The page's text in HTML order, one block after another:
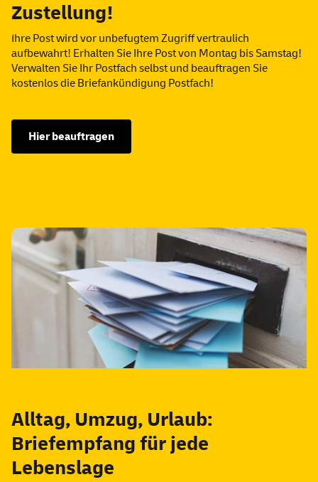
Zustellung!
Ihre Post wird vor unbefugtem Zugriff vertraulich
aufbewahrt! Erhalten Sie Ihre Post von Montag bis Samstag!
Verwalten Sie Ihr Postfach selbst und beauftragen Sie
kostenlos die Briefankündigung Postfach!
Hier beauftragen
Alltag, Umzug, Urlaub:
Briefempfang für jede
Lebenslage